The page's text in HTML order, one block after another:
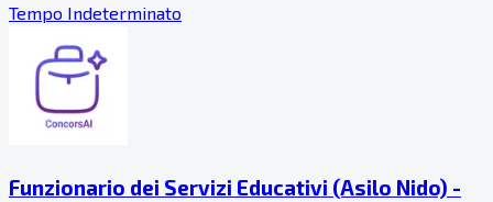
Tempo Indeterminato
Funzionario dei Servizi Educativi (Asilo Nido) -